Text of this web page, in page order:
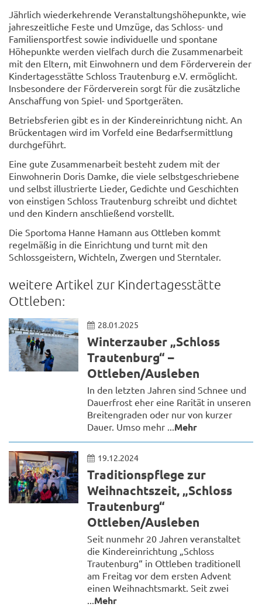
Jährlich wiederkehrende Veranstaltungshöhepunkte, wie
jahreszeitliche Feste und Umzüge, das Schloss- und
Familiensportfest sowie individuelle und spontane
Höhepunkte werden vielfach durch die Zusammenarbeit
mit den Eltern, mit Einwohnern und dem Förderverein der
Kindertagesstätte Schloss Trautenburg e.V. ermöglicht.
Insbesondere der Förderverein sorgt für die zusätzliche
Anschaffung von Spiel- und Sportgeräten.
Betriebsferien gibt es in der Kindereinrichtung nicht. An
Brückentagen wird im Vorfeld eine Bedarfsermittlung
durchgeführt.
Eine gute Zusammenarbeit besteht zudem mit der
Einwohnerin Doris Damke, die viele selbstgeschriebene
und selbst illustrierte Lieder, Gedichte und Geschichten
von einstigen Schloss Trautenburg schreibt und dichtet
und den Kindern anschließend vorstellt.
Die Sportoma Hanne Hamann aus Ottleben kommt
regelmäßig in die Einrichtung und turnt mit den
Schlossgeistern, Wichteln, Zwergen und Sterntaler.
weitere Artikel zur Kindertagesstätte
Ottleben:
28.01.2025
Winterzauber „Schloss
Trautenburg“ –
Ottleben/Ausleben
In den letzten Jahren sind Schnee und
Dauerfrost eher eine Rarität in unseren
Breitengraden oder nur von kurzer
Dauer. Umso mehr ... Mehr
19.12.2024
Traditionspflege zur
Weihnachtszeit, „Schloss
Trautenburg“
Ottleben/Ausleben
Seit nunmehr 20 Jahren veranstaltet
die Kindereinrichtung „Schloss
Trautenburg“ in Ottleben traditionell
am Freitag vor dem ersten Advent
einen Weihnachtsmarkt. Seit zwei
Mehr